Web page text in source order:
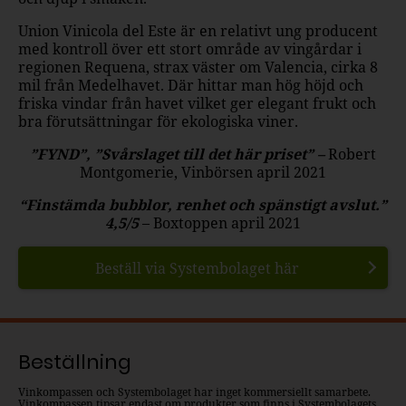
Union Vinicola del Este är en relativt ung producent
med kontroll över ett stort område av vingårdar i
regionen Requena, strax väster om Valencia, cirka 8
mil från Medelhavet. Där hittar man hög höjd och
friska vindar från havet vilket ger elegant frukt och
bra förutsättningar för ekologiska viner.
”FYND”, ”Svårslaget till det här priset” –Robert
Montgomerie, Vinbörsen april 2021
“Finstämda bubblor, renhet och spänstigt avslut.”
4,5/5– Boxtoppen april 2021
Beställ via Systembolaget här
Beställning
Vinkompassen och Systembolaget har inget kommersiellt samarbete.